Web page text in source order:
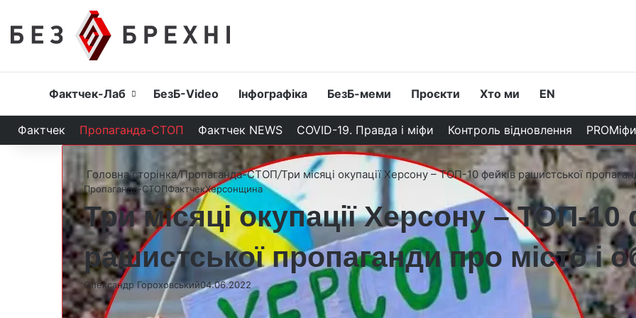
Головна
Фактчек-Лаб БезБ-Video Інфографіка БезБ-меми Проєкти Хто ми EN
Фактчек Пропаганда-СТОП Фактчек NEWS COVID-19. Правда і міфи Контроль відновлення PROМіфи
Головна сторінка/Пропаганда-СТОП/Три місяці окупації Херсону – ТОП-10 фейків рашистської
Пропаганда-СТОПФактчекХерсонщина
Три місяці окупації Херсону – ТОП-10
рашистської пропаганди про місто і
Олександр Гороховський04.06.2022